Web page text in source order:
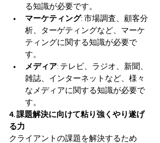
る知識が必要です。
マーケティング: 市場調査、顧客分
析、ターゲティングなど、マーケ
ティングに関する知識が必要で
す。
メディア: テレビ、ラジオ、新聞、
雑誌、インターネットなど、様々
なメディアに関する知識が必要で
す。
4. 課題解決に向けて粘り強くやり遂げ
る力
クライアントの課題を解決するため